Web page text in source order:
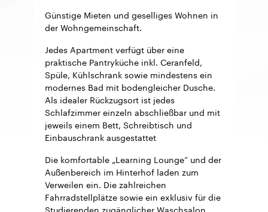
Günstige Mieten und geselliges Wohnen in
der Wohngemeinschaft.
Jedes Apartment verfügt über eine
praktische Pantryküche inkl. Ceranfeld,
Spüle, Kühlschrank sowie mindestens ein
modernes Bad mit bodengleicher Dusche.
Als idealer Rückzugsort ist jedes
Schlafzimmer einzeln abschließbar und mit
jeweils einem Bett, Schreibtisch und
Einbauschrank ausgestattet
Die komfortable „Learning Lounge“ und der
Außenbereich im Hinterhof laden zum
Verweilen ein. Die zahlreichen
Fahrradstellplätze sowie ein exklusiv für die
Studierenden zugänglicher Waschsalon